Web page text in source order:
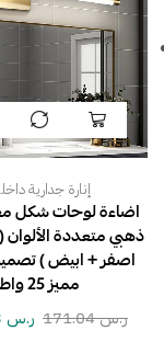
إنارة جدارية
اضاءة لوحات شكل
ذهبي متعددة
اصفر + ابيض )
مميز 25 واط
ر.س171.04 ر.س